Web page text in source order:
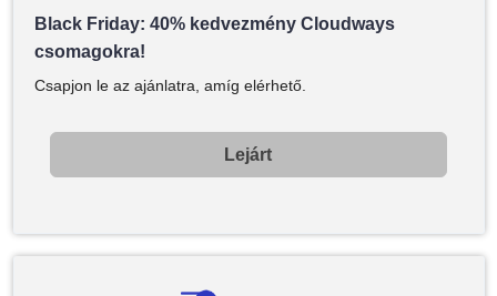
Black Friday: 40% kedvezmény Cloudways
csomagokra!
Csapjon le az ajánlatra, amíg elérhető.
Lejárt